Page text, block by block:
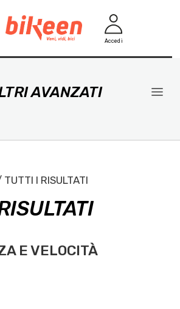
Accedi
AVANZATI
I RISULTATI
E VELOCITÀ